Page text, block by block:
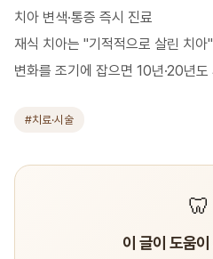
치아 변색·통증 즉시 진료
재식 치아는 "기적적으로 살린 치
변화를 조기에 잡으면 10년·20년
#치료·시술
🦷
이 글이 도움